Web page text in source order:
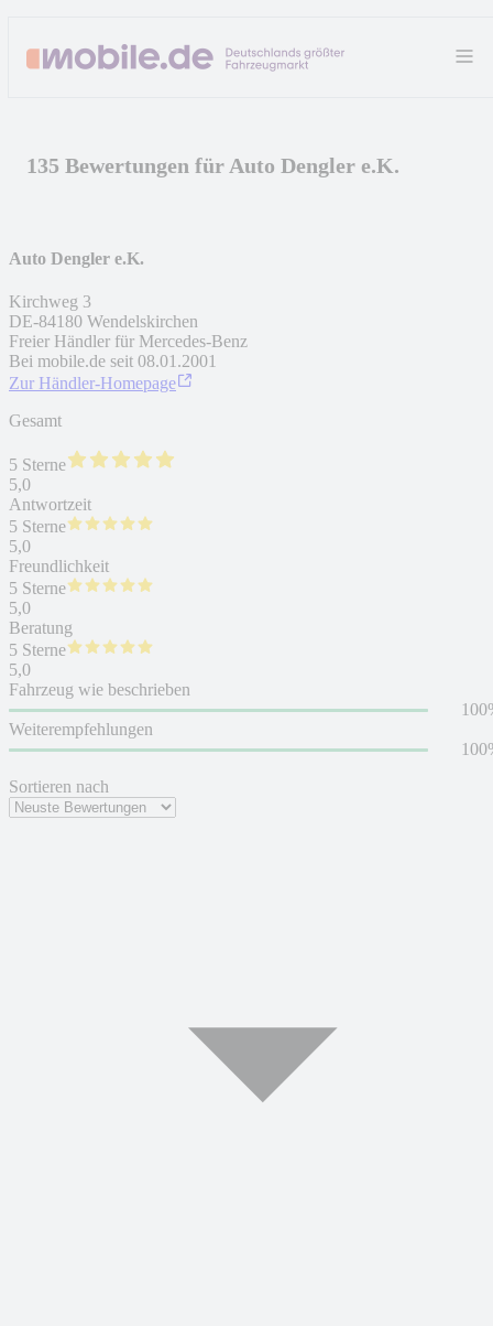
135 Bewertungen für Auto Dengler e.K.
Sortieren nach
Auto Dengler e.K.
Kirchweg 3
DE-84180 Wendelskirchen
Freier Händler für Mercedes-Benz
Bei mobile.de seit 08.01.2001
Zur Händler-Homepage
Gesamt
5 Sterne
5,0
Antwortzeit
5 Sterne
5,0
Freundlichkeit
5 Sterne
5,0
Beratung
5 Sterne
5,0
Fahrzeug wie beschrieben
Weiterempfehlungen